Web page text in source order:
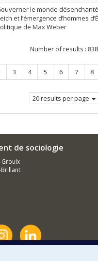
le monde
et l’émergence d’hommes
de Max Weber
Number of results : 838
Page
3 Page
4 Page
5 Page
6 Page
7 8
20 results per page
de sociologie
Groulx
Brillant